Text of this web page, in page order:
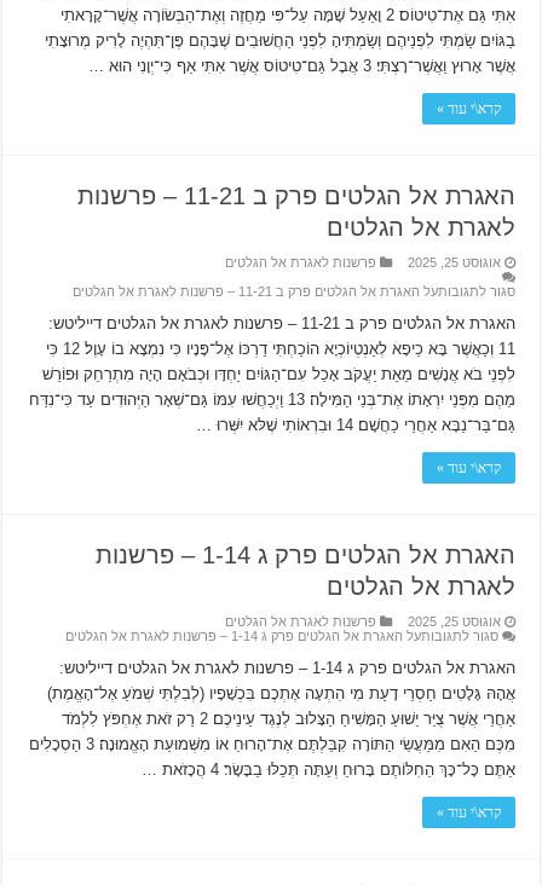
אִתִּי גַּם אֶת־טִיטוֹס׃ 2 וָאַעַל שָׁמָּה עַל־פִּי מַחֲזֶה וְאֶת־הַבְּשׂוֹרָה אֲשֶׁר־קָרָאתִי
בַגּוֹיִם שַׂמְתִּי לִפְנֵיהֶם וְשַׂמְתִּיהָ לִפְנֵי הַחֲשׁוּבִים שֶׁבָּהֶם פֶּן־תִּהְיֶה לָרִיק מְרוּצָתִי
אֲשֶׁר אָרוּץ וַאֲשֶׁר־רָצְתִּי׃ 3 אֲבָל גַּם־טִיטוֹס אֲשֶׁר אִתִּי אַף כִּי־יְוָנִי הוּא …
קרא\י עוד »
האגרת אל הגלטים פרק ב 11-21 – פרשנות
לאגרת אל הגלטים
אוגוסט 25, 2025
פרשנות לאגרת אל הגלטים
סגור לתגובותעל האגרת אל הגלטים פרק ב 11-21 – פרשנות לאגרת אל הגלטים
האגרת אל הגלטים פרק ב 11-21 – פרשנות לאגרת אל הגלטים דייליטש:
11 וְכַאֲשֶׁר בָּא כֵיפָא לְאַנְטְיוֹכְיָא הוֹכַחְתִּי דַרְכּוֹ אֶל־פָּנָיו כִּי נִמְצָא בוֹ עָוֶל׃ 12 כִּי
לִפְנֵי בֹא אֲנָשִׁים מֵאֵת יַעֲקֹב אָכַל עִם־הַגּוֹיִם יַחְדָּו וּכְבֹאָם הָיָה מִתְרַחֵק וּפוֹרֵשׁ
מֵהֶם מִפְּנֵי יִרְאָתוֹ אֶת־בְּנֵי הַמִּילָה׃ 13 וַיְכַחֲשׁוּ עִמּוֹ גַּם־שְׁאָר הַיְּהוּדִים עַד כִּי־נִדַּח
גַּם־בַּר־נַבָּא אַחֲרֵי כַחֲשָׁם׃ 14 וּבִרְאוֹתִי שֶׁלּא יִשְּׁרוּ …
קרא\י עוד »
האגרת אל הגלטים פרק ג 1-14 – פרשנות
לאגרת אל הגלטים
אוגוסט 25, 2025
פרשנות לאגרת אל הגלטים
סגור לתגובותעל האגרת אל הגלטים פרק ג 1-14 – פרשנות לאגרת אל הגלטים
האגרת אל הגלטים פרק ג 1-14 – פרשנות לאגרת אל הגלטים דייליטש:
אֲהָהּ גָּלָטִים חַסְרֵי דָעַת מִי הִתְעָה אֶתְכֶם בִּכְשָׁפָיו (לְבִלְתִּי שְׁמֹעַ אֶל־הָאֱמֶת)
אַחֲרֵי אֲשֶׁר צֻיַּר יֵשׁוּעַ הַמָּשִׁיחַ הַצָּלוּב לְנֶגֶד עֵינֵיכֶם׃ 2 רַק זֹאת אֶחְפֹּץ לִלְמֹד
מִכֶּם הַאִם מִמַּעֲשֵׂי הַתּוֹרָה קִבַּלְתֶּם אֶת־הָרוּחַ אוֹ מִשְּׁמוּעַת הָאֱמוּנָה׃ 3 הַסְכָלִים
אַתֶּם כָּל־כָּךְ הַחִלּוֹתֶם בָּרוּחַ וְעַתָּה תְּכַלּוּ בַבָּשָׂר׃ 4 הֲכָזֹאת …
קרא\י עוד »